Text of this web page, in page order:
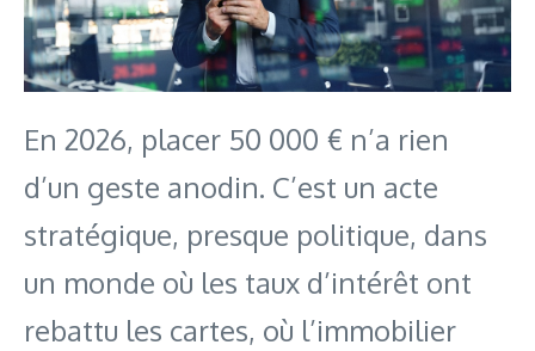
En 2026, placer 50 000 € n’a rien
d’un geste anodin. C’est un acte
stratégique, presque politique, dans
un monde où les taux d’intérêt ont
rebattu les cartes, où l’immobilier